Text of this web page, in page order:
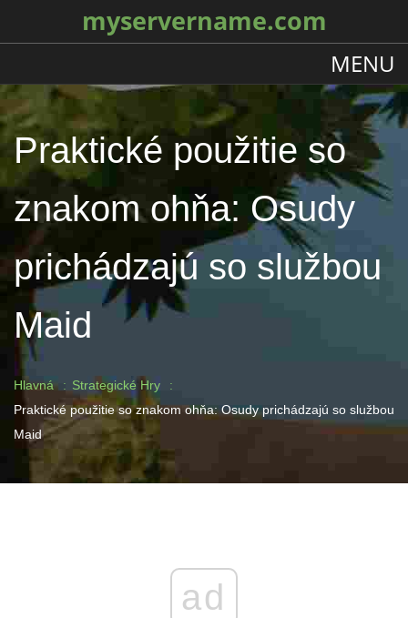
myservername.com
MENU
Praktické použitie so
znakom ohňa: Osudy
prichádzajú so službou
Maid
Hlavná
Strategické Hry
Praktické použitie so znakom ohňa: Osudy prichádzajú so službou
Maid
ad